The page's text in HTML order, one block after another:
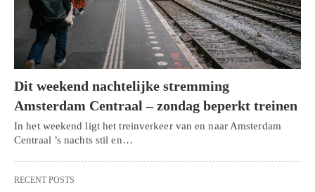
Dit weekend nachtelijke stremming
Amsterdam Centraal – zondag beperkt treinen
In het weekend ligt het treinverkeer van en naar Amsterdam
Centraal ’s nachts stil en…
RECENT POSTS